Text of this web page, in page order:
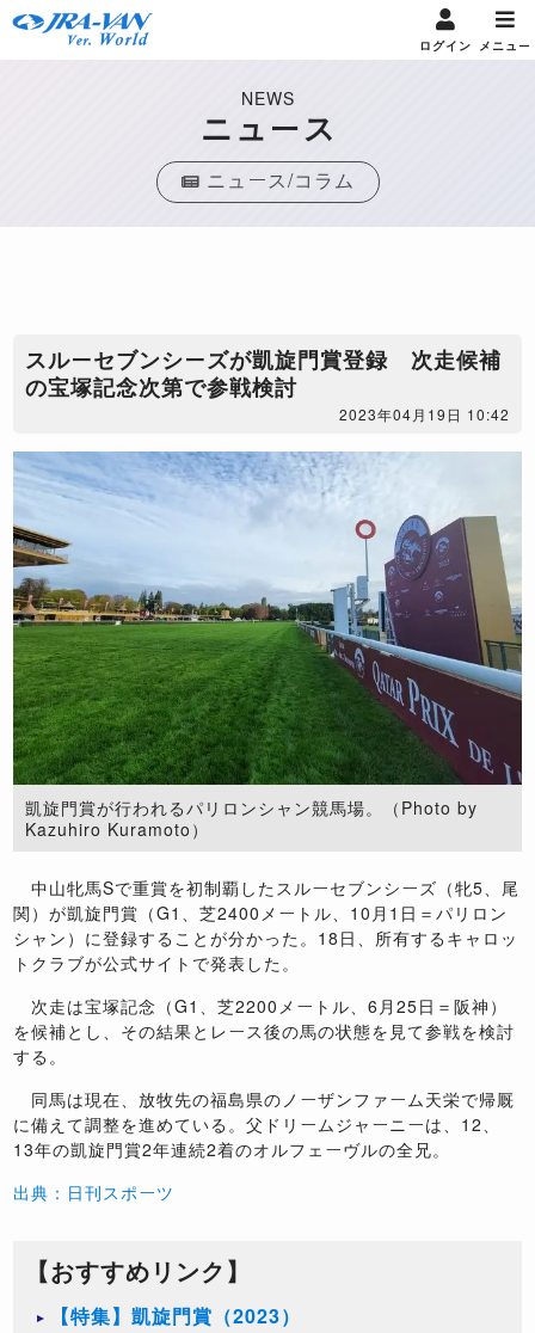
ログイン メニュー
NEWS
ニュース
ニュース/コラム
スルーセブンシーズが凱旋門賞登録 次走候補
の宝塚記念次第で参戦検討
2023年04月19日 10:42
凱旋門賞が行われるパリロンシャン競馬場。（Photo by
Kazuhiro Kuramoto）
中山牝馬Sで重賞を初制覇したスルーセブンシーズ（牝5、尾
関）が凱旋門賞（G1、芝2400メートル、10月1日＝パリロン
シャン）に登録することが分かった。18日、所有するキャロッ
トクラブが公式サイトで発表した。
次走は宝塚記念（G1、芝2200メートル、6月25日＝阪神）
を候補とし、その結果とレース後の馬の状態を見て参戦を検討
する。
同馬は現在、放牧先の福島県のノーザンファーム天栄で帰厩
に備えて調整を進めている。父ドリームジャーニーは、12、
13年の凱旋門賞2年連続2着のオルフェーヴルの全兄。
出典：日刊スポーツ
【おすすめリンク】
【特集】凱旋門賞（2023）